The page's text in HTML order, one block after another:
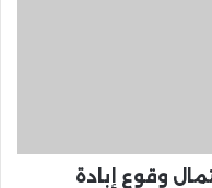
وقوع إبادة